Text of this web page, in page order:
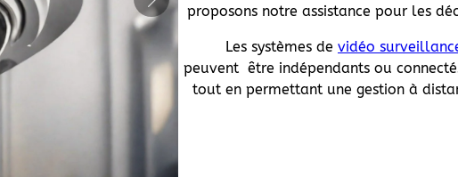
proposons notre assistance pour les
Les systèmes de vidéo
peuvent être indépendants ou
tout en permettant une gestion à